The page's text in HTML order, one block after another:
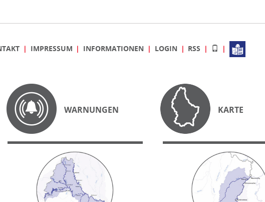
IMPRESSUM INFORMATIONEN LOGIN RSS
WARNUNGEN KARTE